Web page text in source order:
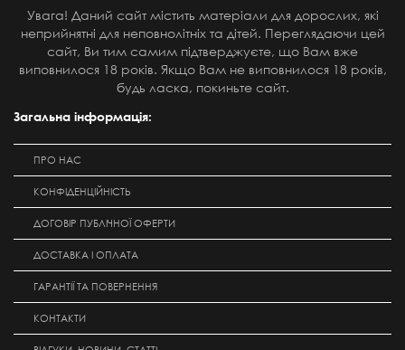
Увага! Даний сайт містить матеріали для дорослих, які
неприйнятні для неповнолітніх та дітей. Переглядаючи цей
сайт, Ви тим самим підтверджуєте, що Вам вже
виповнилося 18 років. Якщо Вам не виповнилося 18 років,
будь ласка, покиньте сайт.
Загальна інформація:
ПРО НАС
КОНФІДЕНЦІЙНІСТЬ
ДОГОВІР ПУБЛІЧНОЇ ОФЕРТИ
ДОСТАВКА І ОПЛАТА
ГАРАНТІЇ ТА ПОВЕРНЕННЯ
КОНТАКТИ